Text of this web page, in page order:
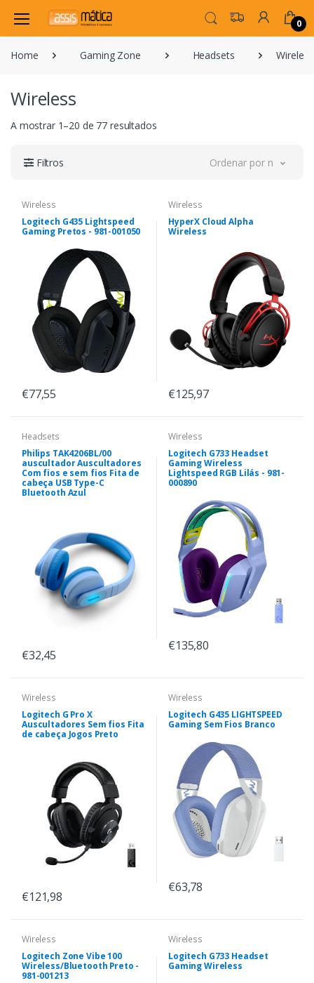
0
Home Gaming Zone Headsets Wireless
Wireless
A mostrar 1–20 de 77 resultados
Filtros Ordenar por novidade
Wireless
Logitech G435 Lightspeed
Gaming Pretos - 981-001050
€77,55
Wireless
HyperX Cloud Alpha
Wireless
€125,97
Headsets
Philips TAK4206BL/00
auscultador Auscultadores
Com fios e sem fios Fita de
cabeça USB Type-C
Bluetooth Azul
€32,45
Wireless
Logitech G733 Headset
Gaming Wireless
Lightspeed RGB Lilás - 981-
000890
€135,80
Wireless
Logitech G Pro X
Auscultadores Sem fios Fita
de cabeça Jogos Preto
€121,98
Wireless
Logitech G435 LIGHTSPEED
Gaming Sem Fios Branco
€63,78
Wireless
Logitech Zone Vibe 100
Wireless/Bluetooth Preto -
981-001213
Wireless
Logitech G733 Headset
Gaming Wireless